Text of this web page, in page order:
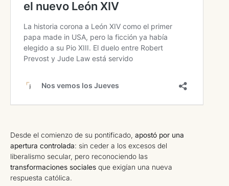
Desde el comienzo de su pontificado, apostó por una
apertura controlada: sin ceder a los excesos del
liberalismo secular, pero reconociendo las
transformaciones sociales que exigían una nueva
respuesta católica.